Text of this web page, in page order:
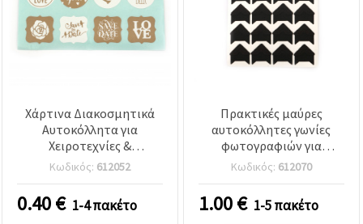
Χάρτινα Διακοσμητικά
Αυτοκόλλητα για
Χειροτεχνίες &
Scrapbooking, 36x36 mm,
32 τεμ.
Κωδικός: 612052
0.40€ 1-4 πακέτο
Πρακτικές μαύρες
αυτοκόλλητες γωνίες
φωτογραφιών για
scrapbooking – χωρίς
οξέα, τριγωνικές 21x21
mm, φύλλο 90x125x0,3
mm, συσκευασία 24 τεμ.
Κωδικός: 612070
1.00€ 1-5 πακέτο